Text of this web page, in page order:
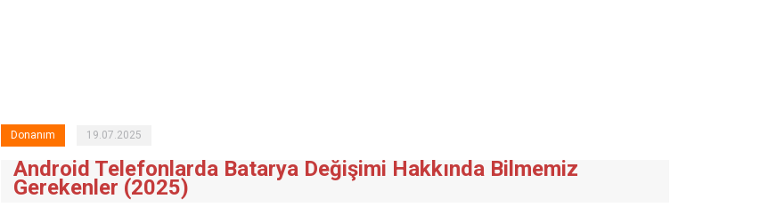
Donanım 19.07.2025
Android Telefonlarda Batarya Değişimi Hakkında Bilmemiz
Gerekenler (2025)